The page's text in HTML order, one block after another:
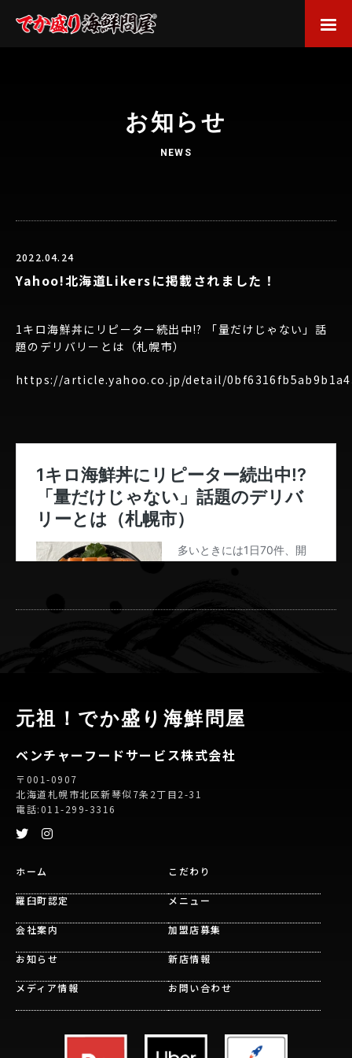
お知らせ
NEWS
2022.04.24
Yahoo!北海道Likersに掲載されました！
1キロ海鮮丼にリピーター続出中!? 「量だけじゃない」話
題のデリバリーとは（札幌市）
https://article.yahoo.co.jp/detail/
元祖！でか盛り海鮮問屋
ベンチャーフードサービス株式会社
〒001-0907
北海道札幌市北区新琴似7条2丁目2-31
電話:011-299-3316
ホーム こだわり
羅臼町認定 メニュー
会社案内 加盟店募集
お知らせ 新店情報
メディア情報 お問い合わせ